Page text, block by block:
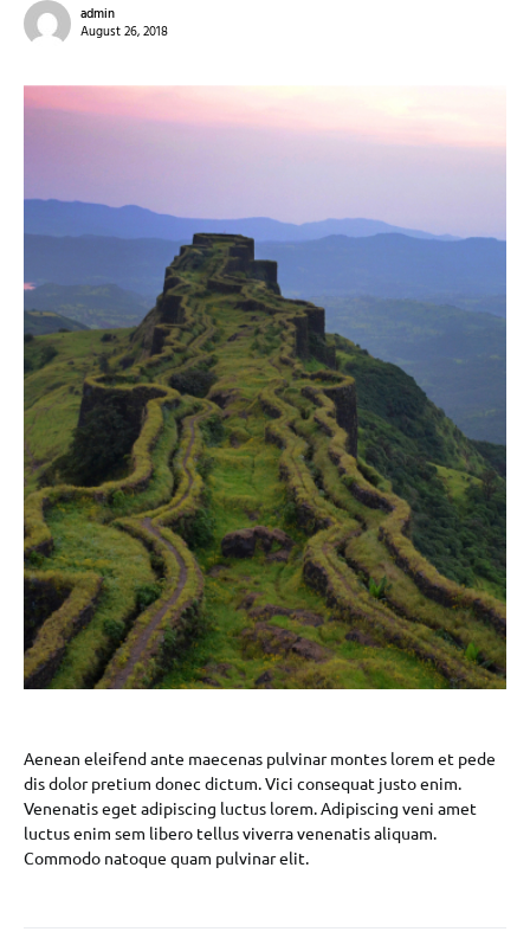
admin
August 26, 2018
Aenean eleifend ante maecenas pulvinar montes lorem et pede
dis dolor pretium donec dictum. Vici consequat justo enim.
Venenatis eget adipiscing luctus lorem. Adipiscing veni amet
luctus enim sem libero tellus viverra venenatis aliquam.
Commodo natoque quam pulvinar elit.